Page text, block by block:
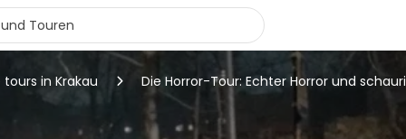
tours in Krakau Die Horror-Tour: Echter Horror und